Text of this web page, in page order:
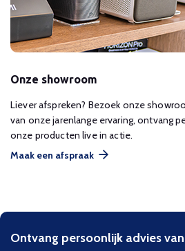
Onze showroom
Liever afspreken? Bezoek onze
van onze jarenlange ervaring, ontvang
onze producten live in actie.
Maak een afspraak
Ontvang persoonlijk advies